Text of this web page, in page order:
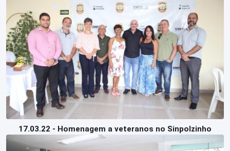
17.03.22 - Homenagem a veteranos no Sinpolzinho